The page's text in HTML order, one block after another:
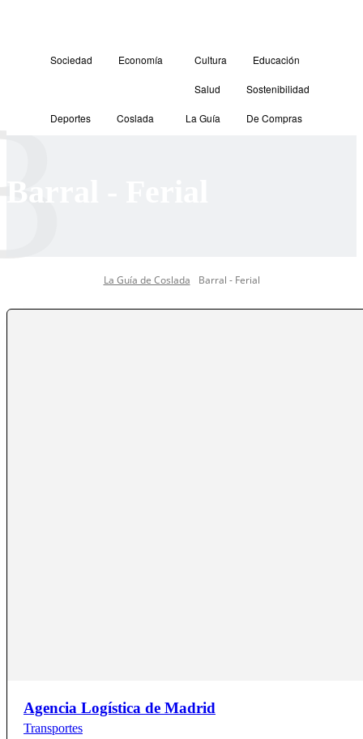
Sociedad Economía Cultura Educación
Salud Sostenibilidad
Deportes Coslada La Guía De Compras
La Guía de Coslada Barral - Ferial
Agencia Logística de Madrid
Transportes